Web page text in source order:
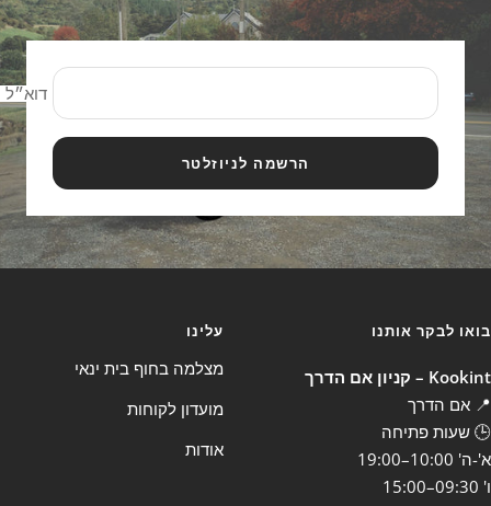
דוא״ל
הרשמה לניוזלטר
בואו לבקר אותנו
Kookint – קניון אם הדרך
📍 אם הדרך
🕒 שעות פתיחה
א'-ה' 10:00–19:00
ו' 09:30–15:00
עלינו
מצלמה בחוף בית ינאי
מועדון לקוחות
אודות